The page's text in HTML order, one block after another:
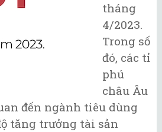
tháng
4/2023.
Trong số
đó, các tỉ
phú
châu Âu
đến ngành tiêu dùng
tăng trưởng tài sản